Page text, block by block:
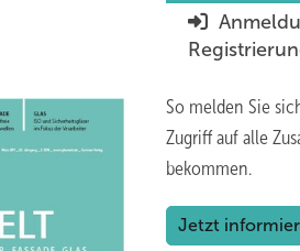
So melden Sie
Zugriff auf alle
bekommen.
Jetzt